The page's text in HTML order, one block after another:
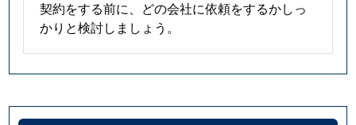
契約をする前に、どの会社に依頼をするかしっ
かりと検討しましょう。